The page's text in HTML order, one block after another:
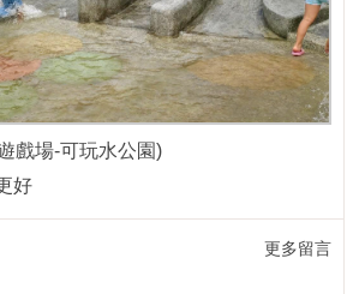
戲場-可玩水公園)
好
更多留言